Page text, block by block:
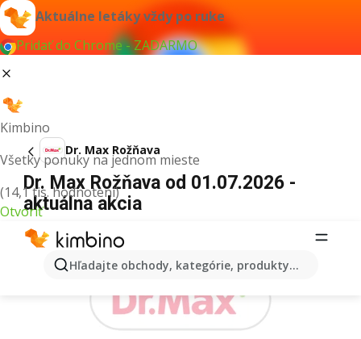
Aktuálne letáky vždy po ruke
Pridať do Chrome - ZADARMO
Kimbino
Všetky ponuky na jednom mieste
(14,1 tis. hodnotení)
Otvoriť
Hľadajte obchody, kategórie, produkty...
Dr. Max Rožňava
Dr. Max Rožňava od 01.07.2026 -
aktuálna akcia